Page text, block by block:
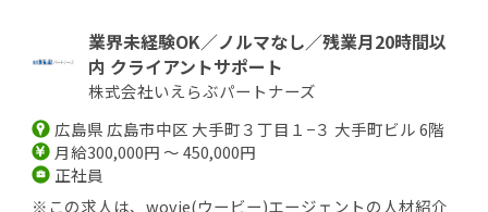
業界未経験OK／ノルマなし／残業月20時間以
内 クライアントサポート
株式会社いえらぶパートナーズ
広島県 広島市中区 大手町３丁目１−３ 大手町ビル 6階
月給300,000円 ～ 450,000円
正社員
※この求人は、wovie(ウービー)エージェントの人材紹介